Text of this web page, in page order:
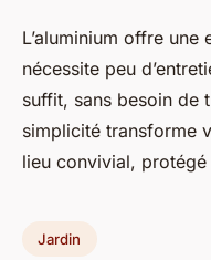
L’aluminium offre
nécessite peu
suffit, sans besoin de
simplicité transforme
lieu convivial,
Jardin